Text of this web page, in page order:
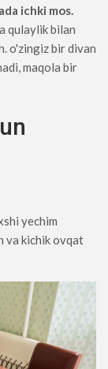
ichki mos.
qulaylik bilan
o'zingiz bir divan
maqola bir
yechim
va kichik ovqat